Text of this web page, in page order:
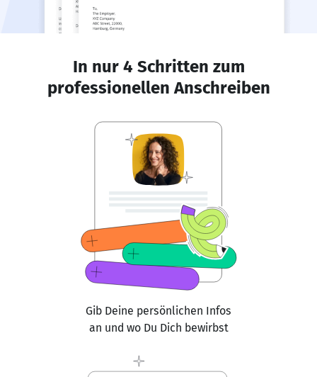
In nur 4 Schritten zum
professionellen Anschreiben
Gib Deine persönlichen Infos
an und wo Du Dich bewirbst